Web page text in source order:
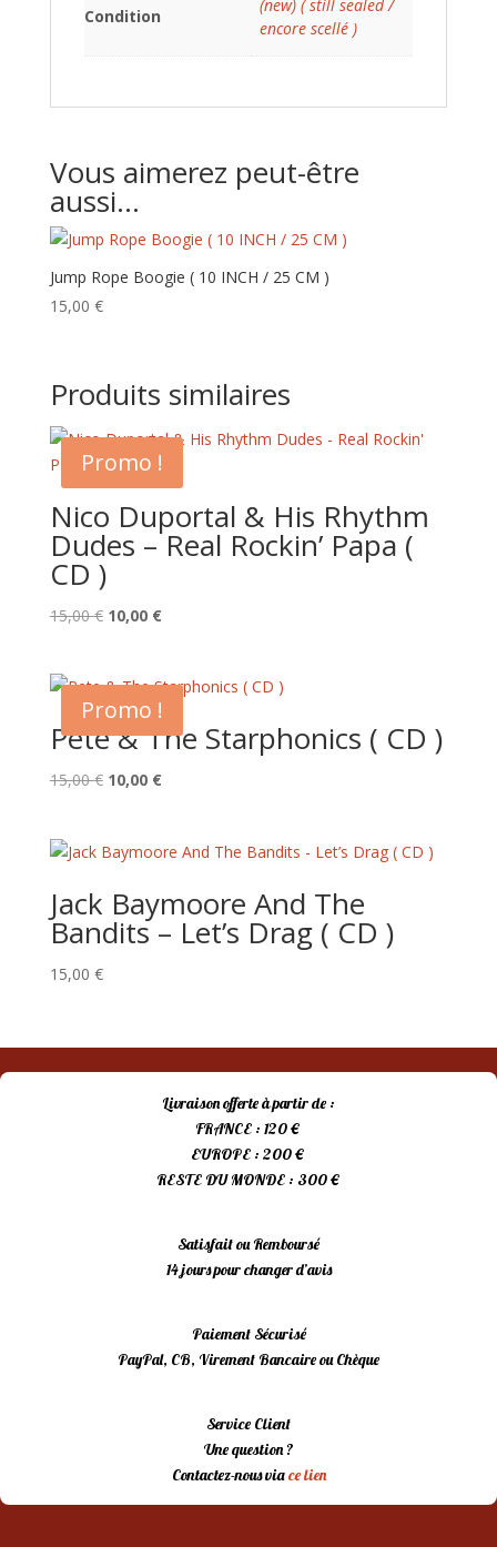
Condition
(new) ( still sealed /
encore scellé )
Vous aimerez peut-être
aussi…
Jump Rope Boogie ( 10 INCH / 25 CM )
15,00 €
Produits similaires
Promo !
Nico Duportal & His Rhythm
Dudes – Real Rockin’ Papa (
CD )
15,00€ Le
était :
15,00 €.
10,00 €Le
est :
10,00 €.
Promo !
Pete & The Starphonics ( CD )
15,00€ Le
était :
10,00 €Le
est :
Jack Baymoore And The
Bandits – Let’s Drag ( CD )
15,00 €
Livraison offerte à partir de :
FRANCE : 120 €
EUROPE : 200 €
RESTE DU MONDE : 300 €
Satisfait ou Remboursé
14 jours pour changer d’avis
Paiement Sécurisé
PayPal, CB, Virement Bancaire ou Chèque
Service Client
Une question ?
Contactez-nous viace lien